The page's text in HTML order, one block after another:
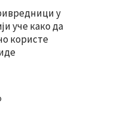
у
уче како да
користе